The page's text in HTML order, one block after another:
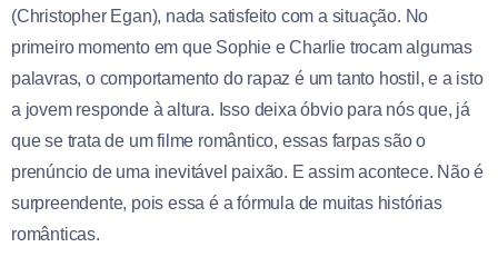
(Christopher Egan), nada satisfeito com a situação. No
primeiro momento em que Sophie e Charlie trocam algumas
palavras, o comportamento do rapaz é um tanto hostil, e a isto
a jovem responde à altura. Isso deixa óbvio para nós que, já
que se trata de um filme romântico, essas farpas são o
prenúncio de uma inevitável paixão. E assim acontece. Não é
surpreendente, pois essa é a fórmula de muitas histórias
românticas.